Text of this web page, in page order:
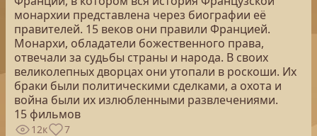
монархии представлена через биографии её
правителей. 15 веков они правили Францией.
Монархи, обладатели божественного права,
отвечали за судьбы страны и народа. В своих
великолепных дворцах они утопали в роскоши. Их
браки были политическими сделками, а охота и
война были их излюбленными развлечениями.
15 фильмов
12к 7